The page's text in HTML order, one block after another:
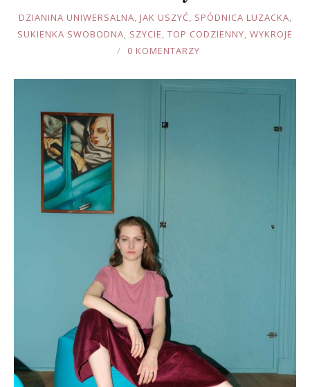
JOULE
DZIANINA UNIWERSALNA, JAK USZYĆ, SPÓDNICA LUZACKA,
SUKIENKA SWOBODNA, SZYCIE, TOP CODZIENNY, WYKROJE
0 KOMENTARZY